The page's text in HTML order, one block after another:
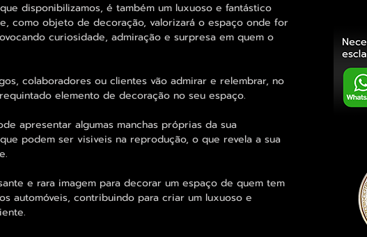
disponibilizamos, é também um luxuoso e fantástico
como objeto de decoração, valorizará o espaço onde for
curiosidade, admiração e surpresa em quem o
colaboradores ou clientes vão admirar e relembrar, no
elemento de decoração no seu espaço.
apresentar algumas manchas próprias da sua
podem ser visiveis na reprodução, o que revela a sua
e rara imagem para decorar um espaço de quem tem
automóveis, contribuindo para criar um luxuoso e